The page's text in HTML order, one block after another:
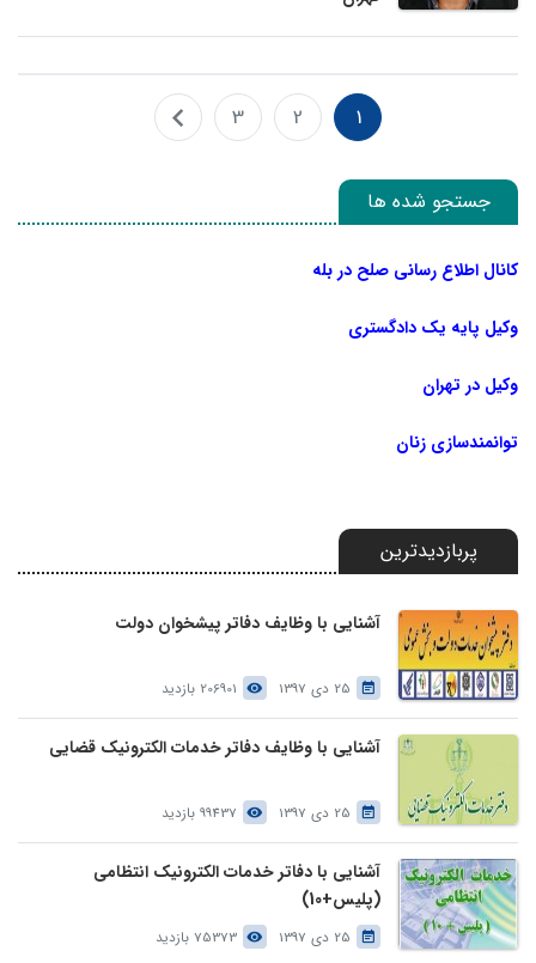
1
2
3
جستجو شده ها
کانال اطلاع رسانی صلح در بله
وکیل پایه یک دادگستری
وکیل در تهران
توانمندسازی زنان
پربازدیدترین
آشنایی با وظایف دفاتر پیشخوان دولت
25 دی 1397 206901 بازدید
آشنایی با وظایف دفاتر خدمات الکترونیک قضایی
25 دی 1397 99437 بازدید
آشنایی با دفاتر خدمات الکترونیک انتظامی
(پلیس+10)
25 دی 1397 75373 بازدید